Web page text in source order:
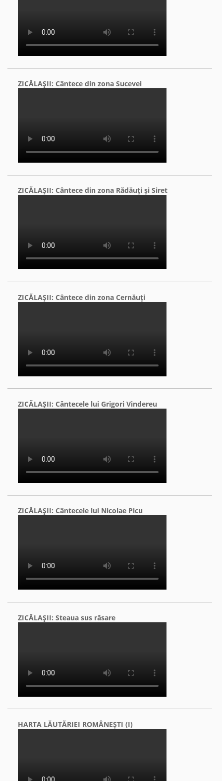
ZICĂLAŞII: Cântece din zona Sucevei
ZICĂLAŞII: Cântece din zona Rădăuţi şi Siret
ZICĂLAŞII: Cântece din zona Cernăuţi
ZICĂLAŞII: Cântecele lui Grigori Vindereu
ZICĂLAŞII: Cântecele lui Nicolae Picu
ZICĂLAŞII: Steaua sus răsare
HARTA LĂUTĂRIEI ROMÂNEŞTI (I)